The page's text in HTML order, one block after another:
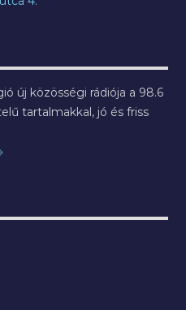
új közösségi rádiója a 98.6
tartalmakkal, jó és friss